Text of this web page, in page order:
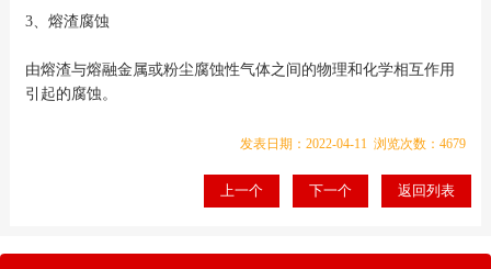
3、熔渣腐蚀
由熔渣与熔融金属或粉尘腐蚀性气体之间的物理和化学相互作用
引起的腐蚀。
发表日期：2022-04-11 浏览次数：4679
上一个 下一个 返回列表